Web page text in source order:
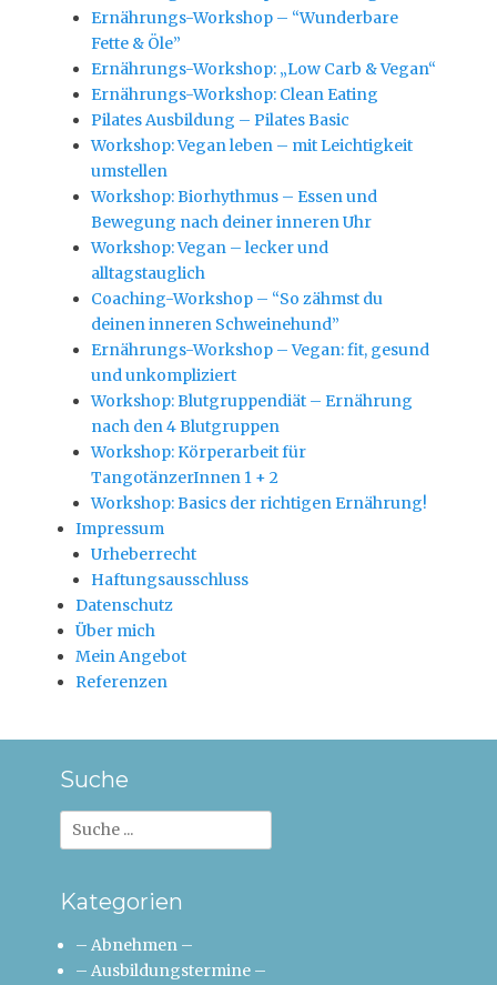
Ernährungs-Workshop – “Wunderbare
Fette & Öle”
Ernährungs-Workshop: „Low Carb & Vegan“
Ernährungs-Workshop: Clean Eating
Pilates Ausbildung – Pilates Basic
Workshop: Vegan leben – mit Leichtigkeit
umstellen
Workshop: Biorhythmus – Essen und
Bewegung nach deiner inneren Uhr
Workshop: Vegan – lecker und
alltagstauglich
Coaching-Workshop – “So zähmst du
deinen inneren Schweinehund”
Ernährungs-Workshop – Vegan: fit, gesund
und unkompliziert
Workshop: Blutgruppendiät – Ernährung
nach den 4 Blutgruppen
Workshop: Körperarbeit für
TangotänzerInnen 1 + 2
Workshop: Basics der richtigen Ernährung!
Impressum
Urheberrecht
Haftungsausschluss
Datenschutz
Über mich
Mein Angebot
Referenzen
Suche
Suche
nach:
Kategorien
– Abnehmen –
– Ausbildungstermine –